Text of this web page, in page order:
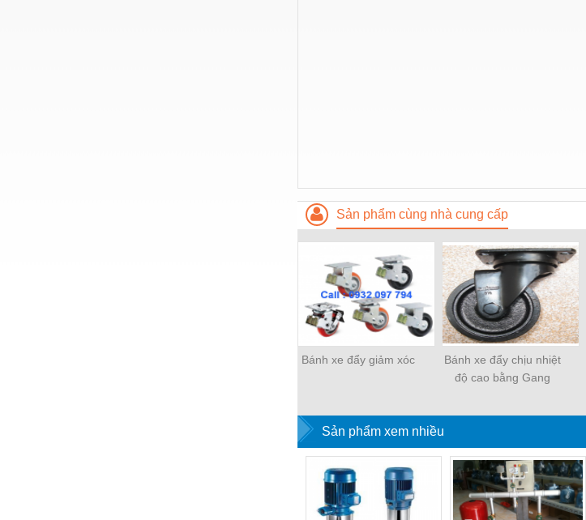
Sản phẩm cùng nhà cung cấp
Bánh xe đẩy giảm xóc
Bánh xe đẩy chịu nhiệt
độ cao bằng Gang
Sản phẩm xem nhiều